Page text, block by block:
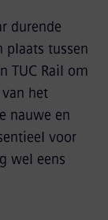
durende
plaats tussen
TUC Rail om
het
nauwe en
voor
wel eens